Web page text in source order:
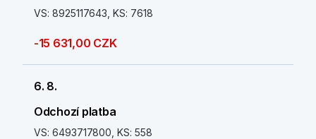
VS: 8925117643, KS: 7618
-15 631,00 CZK
6. 8.
Odchozí platba
VS: 6493717800, KS: 558